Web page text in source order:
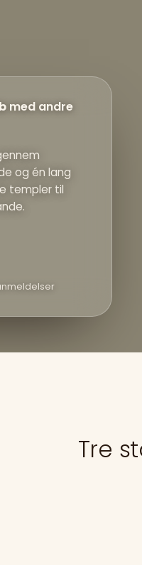
med andre
og én lang
templer til
Tre